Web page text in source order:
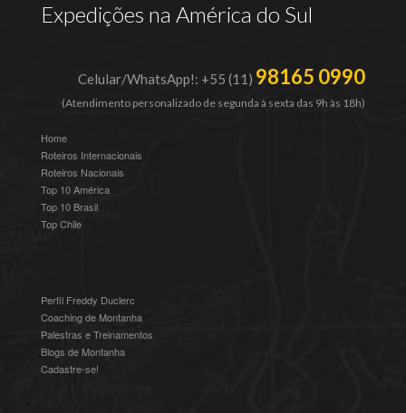
Expedições na América do Sul
Celular/WhatsApp!: +55 (11) 98165 0990
(Atendimento personalizado de segunda à sexta das 9h às 18h)
Home
Roteiros Internacionais
Roteiros Nacionais
Top 10 América
Top 10 Brasil
Top Chile
Perfil Freddy Duclerc
Coaching de Montanha
Palestras e Treinamentos
Blogs de Montanha
Cadastre-se!